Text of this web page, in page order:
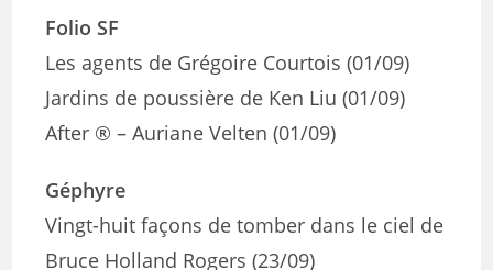
Folio SF
Les agents de Grégoire Courtois (01/09)
Jardins de poussière de Ken Liu (01/09)
After ® – Auriane Velten (01/09)
Géphyre
Vingt-huit façons de tomber dans le ciel de
Bruce Holland Rogers (23/09)